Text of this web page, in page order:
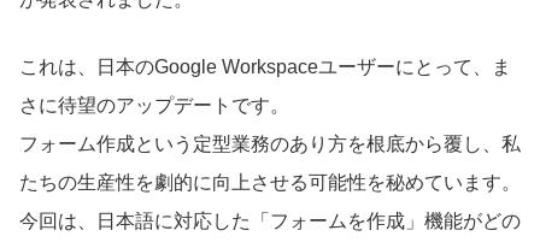
これは、日本のGoogle Workspaceユーザーにとって、ま
さに待望のアップデートです。
フォーム作成という定型業務のあり方を根底から覆し、私
たちの生産性を劇的に向上させる可能性を秘めています。
今回は、日本語に対応した「フォームを作成」機能がどの